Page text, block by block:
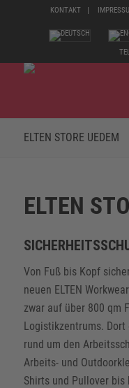
KONTAKT
ELTEN STORE UEDEM
ELTEN
Von Fuß bis Kopf
neuen ELTEN
zwar auf über 800 qm
Logistikzentrums.
rund um den
Arbeits- und
Shirts und Pullover bis